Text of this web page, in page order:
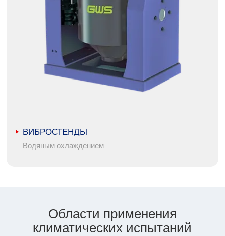
ВИБРОСТЕНДЫ
Водяным охлаждением
Области применения
климатических испытаний